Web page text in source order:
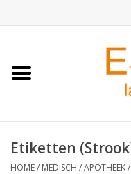
Home
Retail
Etiketten
HOME/ MEDISCH / APOTHEEK/